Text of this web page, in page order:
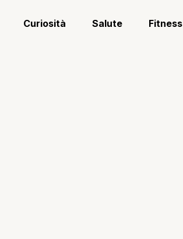
Curiosità Salute Fitness